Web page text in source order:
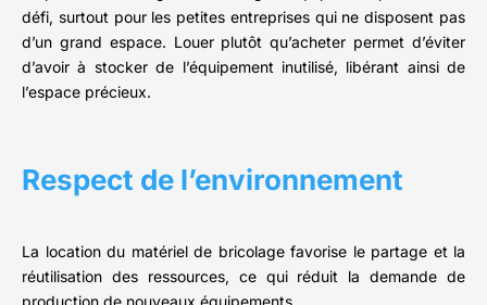
défi, surtout pour les petites entreprises qui ne disposent pas
d’un grand espace. Louer plutôt qu’acheter permet d’éviter
d’avoir à stocker de l’équipement inutilisé, libérant ainsi de
l’espace précieux.
Respect de l’environnement
La location du matériel de bricolage favorise le partage et la
réutilisation des ressources, ce qui réduit la demande de
production de nouveaux équipements.